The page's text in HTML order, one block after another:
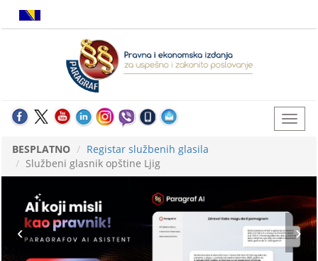
BESPLATNO
Registar službenih glasila
Službeni glasnik opštine Ljig